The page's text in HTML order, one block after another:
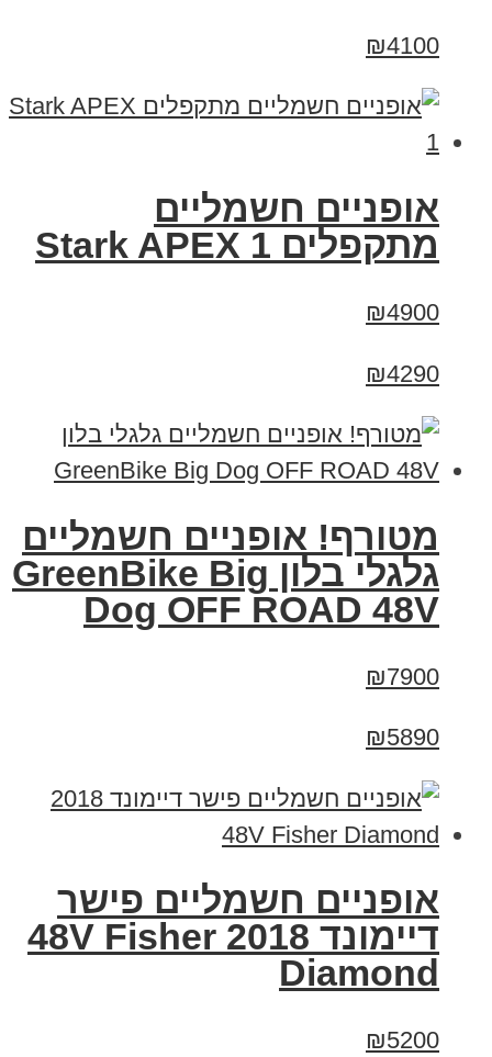
₪4100
‏אופניים חשמליים
‏מתקפלים Stark APEX 1
₪4900
₪4290
מטורף! אופניים חשמליים
גלגלי בלון GreenBike Big
Dog OFF ROAD 48V
₪7900
₪5890
אופניים חשמליים פישר
דיימונד 2018 48V Fisher
Diamond
₪5200